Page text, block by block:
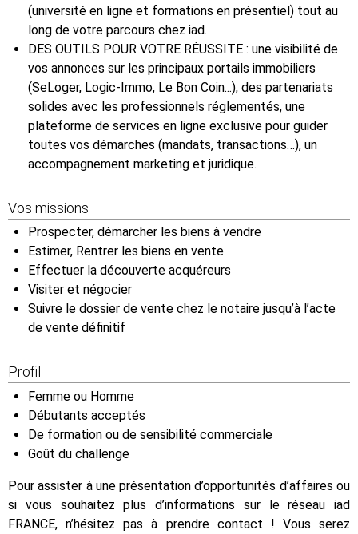
(université en ligne et formations en présentiel) tout au
long de votre parcours chez iad.
DES OUTILS POUR VOTRE RÉUSSITE : une visibilité de
vos annonces sur les principaux portails immobiliers
(SeLoger, Logic-Immo, Le Bon Coin...), des partenariats
solides avec les professionnels réglementés, une
plateforme de services en ligne exclusive pour guider
toutes vos démarches (mandats, transactions…), un
accompagnement marketing et juridique.
Vos missions
Prospecter, démarcher les biens à vendre
Estimer, Rentrer les biens en vente
Effectuer la découverte acquéreurs
Visiter et négocier
Suivre le dossier de vente chez le notaire jusqu’à l’acte
de vente définitif
Profil
Femme ou Homme
Débutants acceptés
De formation ou de sensibilité commerciale
Goût du challenge
Pour assister à une présentation d’opportunités d’affaires ou
si vous souhaitez plus d’informations sur le réseau iad
FRANCE, n’hésitez pas à prendre contact ! Vous serez